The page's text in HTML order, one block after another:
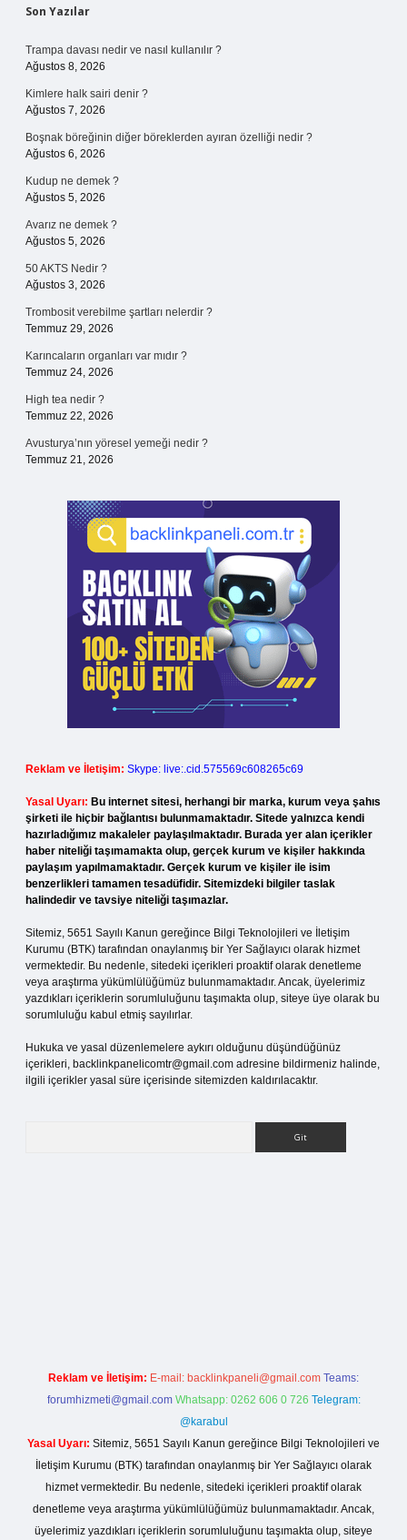
Sidebar
Son Yazılar
Trampa davası nedir ve nasıl kullanılır ?
Ağustos 8, 2026
Kimlere halk sairi denir ?
Ağustos 7, 2026
Boşnak böreğinin diğer böreklerden ayıran özelliği nedir ?
Ağustos 6, 2026
Kudup ne demek ?
Ağustos 5, 2026
Avarız ne demek ?
Ağustos 5, 2026
50 AKTS Nedir ?
Ağustos 3, 2026
Trombosit verebilme şartları nelerdir ?
Temmuz 29, 2026
Karıncaların organları var mıdır ?
Temmuz 24, 2026
High tea nedir ?
Temmuz 22, 2026
Avusturya’nın yöresel yemeği nedir ?
Temmuz 21, 2026
Reklam ve İletişim: Skype: live:.cid.575569c608265c69
Yasal Uyarı: Bu internet sitesi, herhangi bir marka, kurum veya şahıs
şirketi ile hiçbir bağlantısı bulunmamaktadır. Sitede yalnızca kendi
hazırladığımız makaleler paylaşılmaktadır. Burada yer alan içerikler
haber niteliği taşımamakta olup, gerçek kurum ve kişiler hakkında
paylaşım yapılmamaktadır. Gerçek kurum ve kişiler ile isim
benzerlikleri tamamen tesadüfidir. Sitemizdeki bilgiler taslak
halindedir ve tavsiye niteliği taşımazlar.
Sitemiz, 5651 Sayılı Kanun gereğince Bilgi Teknolojileri ve İletişim
Kurumu (BTK) tarafından onaylanmış bir Yer Sağlayıcı olarak hizmet
vermektedir. Bu nedenle, sitedeki içerikleri proaktif olarak denetleme
veya araştırma yükümlülüğümüz bulunmamaktadır. Ancak, üyelerimiz
yazdıkları içeriklerin sorumluluğunu taşımakta olup, siteye üye olarak bu
sorumluluğu kabul etmiş sayılırlar.
Hukuka ve yasal düzenlemelere aykırı olduğunu düşündüğünüz
içerikleri, backlinkpanelicomtr@gmail.com adresine bildirmeniz halinde,
ilgili içerikler yasal süre içerisinde sitemizden kaldırılacaktır.
Reklam ve İletişim: E-mail: backlinkpaneli@gmail.com Teams:
forumhizmeti@gmail.com Whatsapp: 0262 606 0 726 Telegram:
@karabul
Yasal Uyarı: Sitemiz, 5651 Sayılı Kanun gereğince Bilgi Teknolojileri ve
İletişim Kurumu (BTK) tarafından onaylanmış bir Yer Sağlayıcı olarak
hizmet vermektedir. Bu nedenle, sitedeki içerikleri proaktif olarak
denetleme veya araştırma yükümlülüğümüz bulunmamaktadır. Ancak,
üyelerimiz yazdıkları içeriklerin sorumluluğunu taşımakta olup, siteye